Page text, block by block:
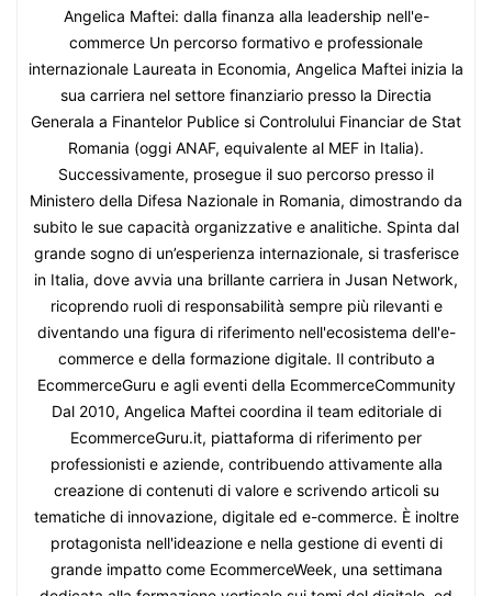
Angelica Maftei: dalla finanza alla leadership nell'e-
commerce Un percorso formativo e professionale
internazionale Laureata in Economia, Angelica Maftei inizia la
sua carriera nel settore finanziario presso la Directia
Generala a Finantelor Publice si Controlului Financiar de Stat
Romania (oggi ANAF, equivalente al MEF in Italia).
Successivamente, prosegue il suo percorso presso il
Ministero della Difesa Nazionale in Romania, dimostrando da
subito le sue capacità organizzative e analitiche. Spinta dal
grande sogno di un’esperienza internazionale, si trasferisce
in Italia, dove avvia una brillante carriera in Jusan Network,
ricoprendo ruoli di responsabilità sempre più rilevanti e
diventando una figura di riferimento nell'ecosistema dell'e-
commerce e della formazione digitale. Il contributo a
EcommerceGuru e agli eventi della EcommerceCommunity
Dal 2010, Angelica Maftei coordina il team editoriale di
EcommerceGuru.it, piattaforma di riferimento per
professionisti e aziende, contribuendo attivamente alla
creazione di contenuti di valore e scrivendo articoli su
tematiche di innovazione, digitale ed e-commerce. È inoltre
protagonista nell'ideazione e nella gestione di eventi di
grande impatto come EcommerceWeek, una settimana